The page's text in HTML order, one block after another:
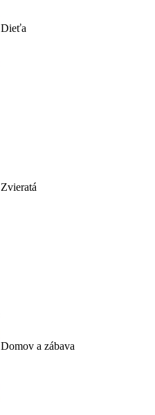
Dieťa
Zvieratá
Domov a zábava